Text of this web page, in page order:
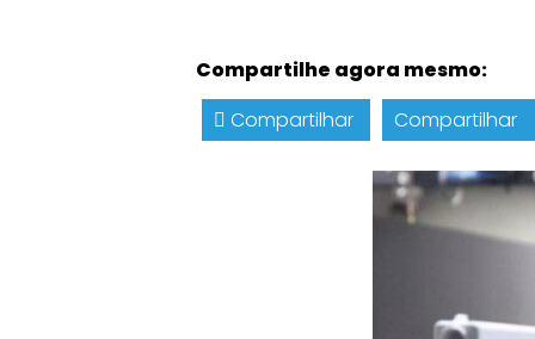
Compartilhe agora mesmo:
Compartilhar
Compartilhar